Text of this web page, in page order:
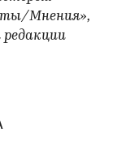
Мнения»,